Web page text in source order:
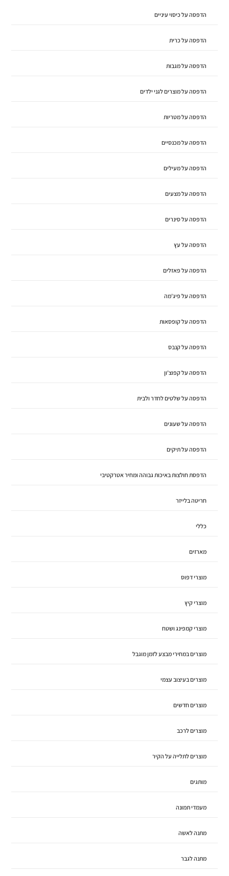
הדפסה על כיסוי עיניים
הדפסה על כרית
הדפסה על מגבות
הדפסה על מוצרים לגני ילדים
הדפסה על מטריות
הדפסה על מכנסיים
הדפסה על מעילים
הדפסה על מצעים
הדפסה על סינרים
הדפסה על עץ
הדפסה על פאזלים
הדפסה על פיג'מה
הדפסה על קופסאות
הדפסה על קנבס
הדפסה על קפוצ'ון
הדפסה על שלטים לחדר ולבית
הדפסה על שעונים
הדפסה על תיקים
הדפסת חולצות באיכות גבוהה ומחיר אטרקטיבי
חריטה בלייזר
כללי
מארזים
מוצרי דפוס
מוצרי קיץ
מוצרי קמפינג ושטח
מוצרים במחירי מבצע לזמן מוגבל
מוצרים בעיצוב עצמי
מוצרים חדשים
מוצרים לרכב
מוצרים לתלייה על הקיר
מותגים
מעמדי תמונה
מתנה לאשה
מתנה לגבר